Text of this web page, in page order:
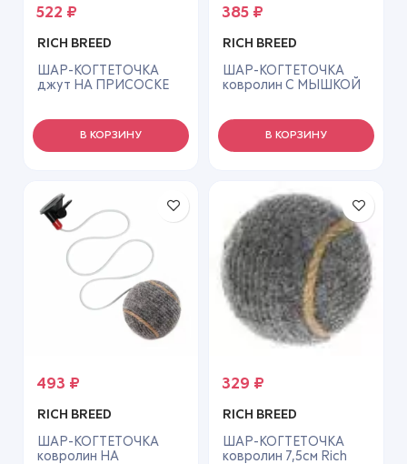
522 ₽
RICH BREED
ШАР-КОГТЕТОЧКА
джут НА ПРИСОСКЕ
В КОРЗИНУ
385 ₽
RICH BREED
ШАР-КОГТЕТОЧКА
ковролин С МЫШКОЙ
В КОРЗИНУ
493 ₽
RICH BREED
ШАР-КОГТЕТОЧКА
ковролин НА
329 ₽
RICH BREED
ШАР-КОГТЕТОЧКА
ковролин 7,5см Rich